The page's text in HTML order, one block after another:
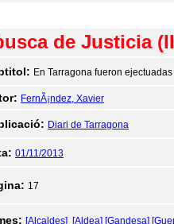
de Justicia
En Tarragona fueron
FernÃ¡ndez, Xavier
Diari de Tarragona
01/11/2013
17
[Alcaldes] [Aldea] [Gandesa]